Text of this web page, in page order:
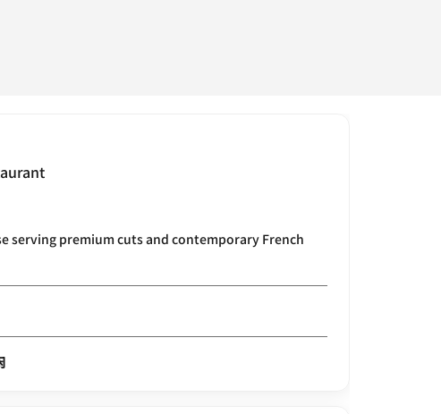
serving premium cuts and contemporary French